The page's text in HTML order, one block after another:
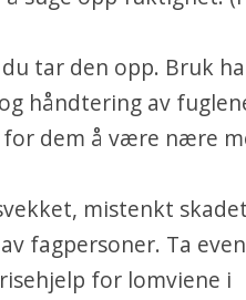
tar den opp. Bruk
håndtering av
dem å være nære
mistenkt
fagpersoner. Ta
for lomviene i